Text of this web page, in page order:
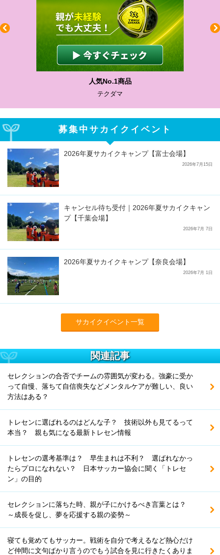
人気No.1商品
テクダマ
募集中サカイクイベント
2026年夏サカイクキャンプ【富士会場】
2026年7月15日
キャンセル待ち受付｜2026年夏サカイクキャン
プ【千葉会場】
2026年7月 7日
2026年夏サカイクキャンプ【奈良会場】
2026年7月 1日
サカイクイベント一覧
関連記事
セレクションの合否でチームの雰囲気が変わる。強豪に受か
って自慢、落ちて自信喪失などメンタルケアが難しい、良い
方法はある？
トレセンに選ばれるのはどんな子？ 技術以外も見てるって
本当？ 親も気になる最新トレセン情報
トレセンの選考基準は？ 早生まれは不利？ 選ばれなかっ
たらプロになれない？ 日本サッカー協会に聞く「トレセ
ン」の目的
セレクションに落ちた時、親が子にかけるべき言葉とは？
～成長を促し、夢を応援する親の姿勢～
寝ても覚めてもサッカー。戦術を自分で考えるなど熱心だけ
ど仲間に文句ばかり言うのでもう試合を見に行きたくありま